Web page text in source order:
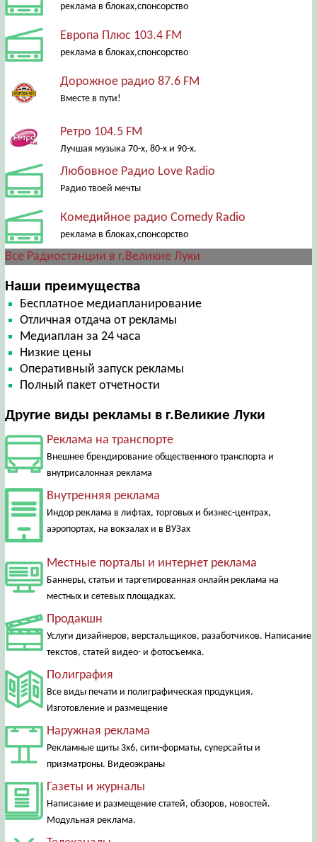
реклама в блоках,спонсорство
Европа Плюс 103.4 FM
реклама в блоках,спонсорство
Дорожное радио 87.6 FM
Вместе в пути!
Ретро 104.5 FM
Лучшая музыка 70-х, 80-х и 90-х.
Любовное Радио Love Radio
Радио твоей мечты
Комедийное радио Comedy Radio
реклама в блоках,спонсорство
Все Радиостанции в г.Великие Луки
Наши преимущества
Бесплатное медиапланирование
Отличная отдача от рекламы
Медиаплан за 24 часа
Низкие цены
Оперативный запуск рекламы
Полный пакет отчетности
Другие виды рекламы в г.Великие Луки
Реклама на транспорте
Внешнее брендирование общественного транспорта и
внутрисалонная реклама
Внутренняя реклама
Индор реклама в лифтах, торговых и бизнес-центрах,
аэропортах, на вокзалах и в ВУЗах
Местные порталы и интернет реклама
Баннеры, статьи и таргетированная онлайн реклама на
местных и сетевых площадках.
Продакшн
Услуги дизайнеров, верстальщиков, разаботчиков. Написание
текстов, статей видео- и фотосъемка.
Полиграфия
Все виды печати и полиграфическая продукция.
Изготовление и размещение
Наружная реклама
Рекламные щиты 3х6, сити-форматы, суперсайты и
призматроны. Видеоэкраны
Газеты и журналы
Написание и размещение статей, обзоров, новостей.
Модульная реклама.